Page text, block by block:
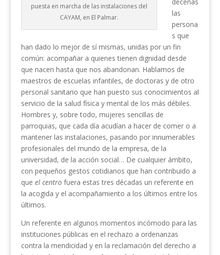
puesta en marcha de las instalaciones del
CAYAM, en El Palmar.
las
persona
s que
han dado lo mejor de sí mismas, unidas por un fin
común: acompañar a quienes tienen dignidad desde
que nacen hasta que nos abandonan. Hablamos de
maestros de escuelas infantiles, de doctoras y de otro
personal sanitario que han puesto sus conocimientos al
servicio de la salud física y mental de los más débiles.
Hombres y, sobre todo, mujeres sencillas de
parroquias, que cada día acudían a hacer de comer o a
mantener las instalaciones, pasando por innumerables
profesionales del mundo de la empresa, de la
universidad, de la acción social… De cualquier ámbito,
con pequeños gestos cotidianos que han contribuido a
que el centrofuera estas tres décadas un referente en
la acogida y el acompañamiento a los últimos entre los
últimos.
Un referente en algunos momentos incómodo para las
instituciones públicas en el rechazo a ordenanzas
contra la mendicidad y en la reclamación del derecho a